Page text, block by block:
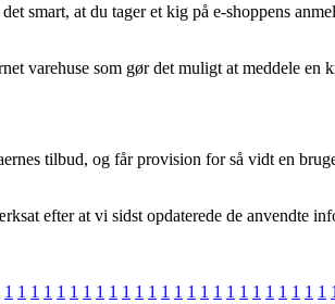
smart, at du tager et kig på e-shoppens
varehuse som gør det muligt at meddele en
tilbud, og får provision for så vidt en
efter at vi sidst opdaterede de anvendte
1 1 1 1 1 1 1 1 1 1 1 1 1 1 1 1 1 1 1 1 1 1 1 1 1 1